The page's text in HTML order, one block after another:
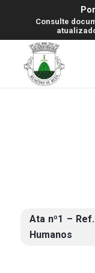
Consulte
Ata nº1 –
Humanos